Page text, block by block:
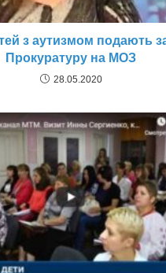
з аутизмом подають
Прокуратуру на МОЗ
28.05.2020